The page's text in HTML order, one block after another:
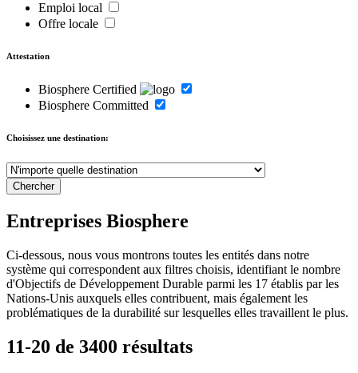
Emploi local
Offre locale
Attestation
Biosphere Certified
Biosphere Committed
Choisissez une destination:
Entreprises Biosphere
Ci-dessous, nous vous montrons toutes les entités dans notre
système qui correspondent aux filtres choisis, identifiant le nombre
d'Objectifs de Développement Durable parmi les 17 établis par les
Nations-Unis auxquels elles contribuent, mais également les
problématiques de la durabilité sur lesquelles elles travaillent le plus.
11-20 de 3400 résultats